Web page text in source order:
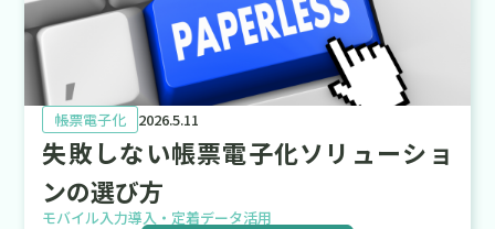
帳票電子化 2026.5.11
失敗しない帳票電子化ソリューショ
ンの選び方
モバイル入力導入・定着データ活用